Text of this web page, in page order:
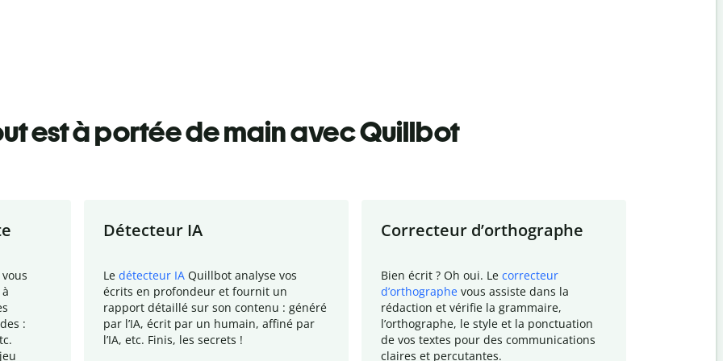
est à portée de main avec Quillbot
:
Détecteur IA
Le détecteur IA Quillbot analyse vos
écrits en profondeur et fournit un
rapport détaillé sur son contenu : généré
par l’IA, écrit par un humain, affiné par
l’IA, etc. Finis, les secrets !
Correcteur d’orthographe
Bien écrit ? Oh oui. Le correcteur
d’orthographe vous assiste dans la
rédaction et vérifie la grammaire,
l’orthographe, le style et la ponctuation
de vos textes pour des communications
claires et percutantes.